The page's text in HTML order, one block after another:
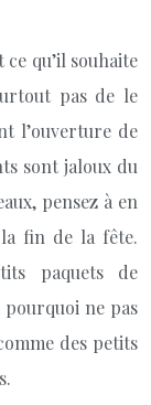
qu’il souhaite
pas de le
l’ouverture de
sont jaloux du
pensez à en
fin de la fête.
paquets de
pourquoi ne pas
des petits